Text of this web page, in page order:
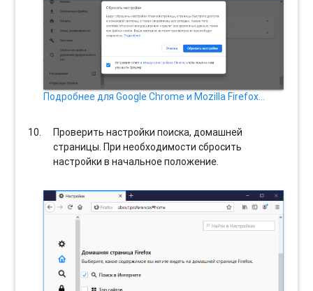
Подробнее для Google Chrome и Mozilla Firefox…
Проверить настройки поиска, домашней
страницы. При необходимости сбросить
настройки в начальное положение.